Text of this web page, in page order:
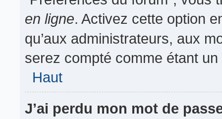
en ligne. Activez cette option
qu’aux administrateurs, aux
serez compté comme étant
Haut
J’ai perdu mon mot de